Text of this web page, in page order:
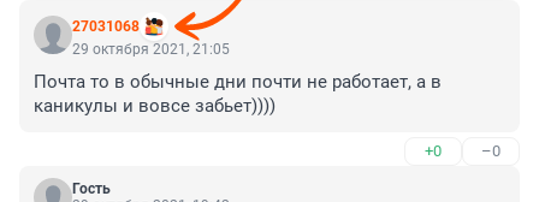
27031068
29 октября 2021, 21:05
Почта то в обычные дни почти не работает, а в
каникулы и вовсе забьет))))
+0 –0
Гость